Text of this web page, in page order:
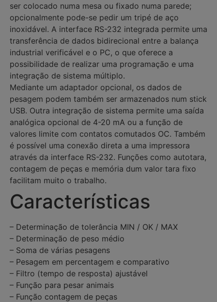
ser colocado numa mesa ou fixado numa parede;
opcionalmente pode-se pedir um tripé de aço
inoxidável. A interface RS-232 integrada permite uma
transferência de dados bidirecional entre a balança
industrial verificável e o PC, o que oferece a
possibilidade de realizar uma programação e uma
integração de sistema múltiplo.
Mediante um adaptador opcional, os dados de
pesagem podem também ser armazenados num stick
USB. Outra integração de sistema permite uma saída
analógica opcional de 4-20 mA ou a função de
valores limite com contatos comutados OC. Também
é possível uma conexão direta a uma impressora
através da interface RS-232. Funções como autotara,
contagem de peças e memória dum valor tara fixo
facilitam muito o trabalho.
Características
– Determinação de tolerância MIN / OK / MAX
– Determinação de peso médio
– Soma de várias pesagens
– Pesagem em percentagem e comparativo
– Filtro (tempo de resposta) ajustável
– Função para pesar animais
– Função contagem de peças